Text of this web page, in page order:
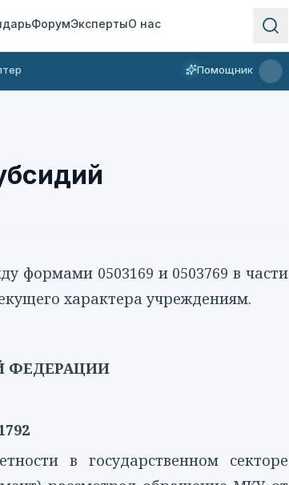
ФорумЭкспертыО нас
Помощник
формами 0503169 и 0503769 в части
характера учреждениям.
ФЕДЕРАЦИИ
в государственном секторе